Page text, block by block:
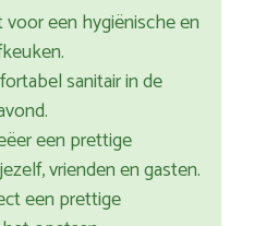
een hygiënische en
sanitair in de
een prettige
vrienden en gasten.
een prettige